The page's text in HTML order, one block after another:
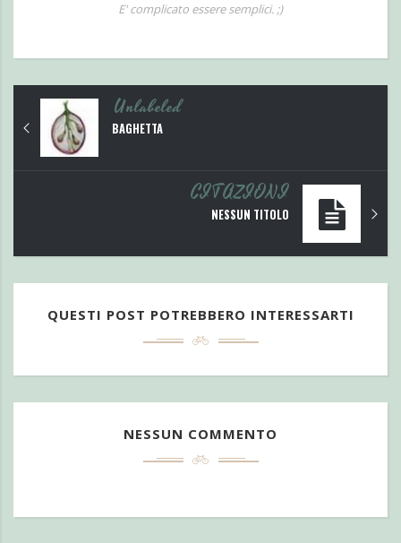
E' complicato essere semplici. ;)
Unlabeled
BAGHETTA
CITAZIONI
NESSUN TITOLO
QUESTI POST POTREBBERO INTERESSARTI
NESSUN COMMENTO